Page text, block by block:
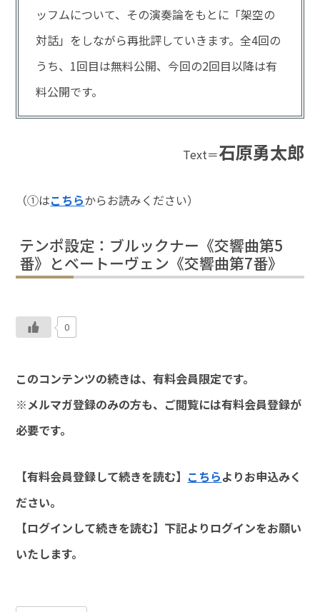
ッフムについて、その演奏論をもとに「架空の
対話」をしながら再批評していきます。全4回の
うち、1回目は無料公開、今回の2回目以降は有
料公開です。
Text＝石原勇太郎
（①はこちらからお読みください）
テンポ設定：ブルックナー《交響曲第5
番》とベートーヴェン《交響曲第7番》
0
このコンテンツの続きは、有料会員限定です。
※メルマガ登録のみの方も、ご閲覧には有料会員登録が
必要です。
【有料会員登録して続きを読む】 こちらよりお申込みく
ださい。
【ログインして続きを読む】下記よりログインをお願い
いたします。